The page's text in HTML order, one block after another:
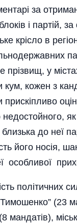
за
і партій,
крісло в
у
кожен з
прискіпливо
до неї
його носія,
особливої
політичних
Тимошенко” (23